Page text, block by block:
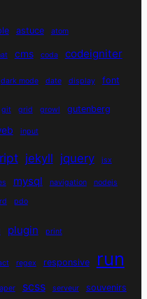
astuce atom
cms coda codeigniter
dark mode date display font
git grid growl gutenberg
input
jekyll jquery jsx
mysql navigation nodejs
pdo
plugin print
regex responsive run
scss serveur souvenirs